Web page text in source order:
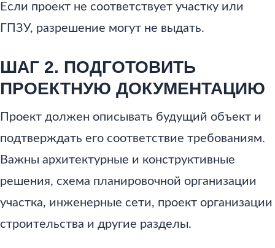
Если проект не соответствует участку или
ГПЗУ, разрешение могут не выдать.
ШАГ 2. ПОДГОТОВИТЬ
ПРОЕКТНУЮ ДОКУМЕНТАЦИЮ
Проект должен описывать будущий объект и
подтверждать его соответствие требованиям.
Важны архитектурные и конструктивные
решения, схема планировочной организации
участка, инженерные сети, проект организации
строительства и другие разделы.